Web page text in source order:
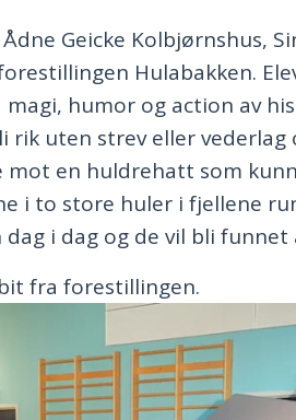
Geicke Kolbjørnshus,
Hulabakken.
humor og action av
rik uten strev eller vederlag
en huldrehatt som
i to store huler i fjellene
i dag og de vil bli funnet
fra forestillingen.